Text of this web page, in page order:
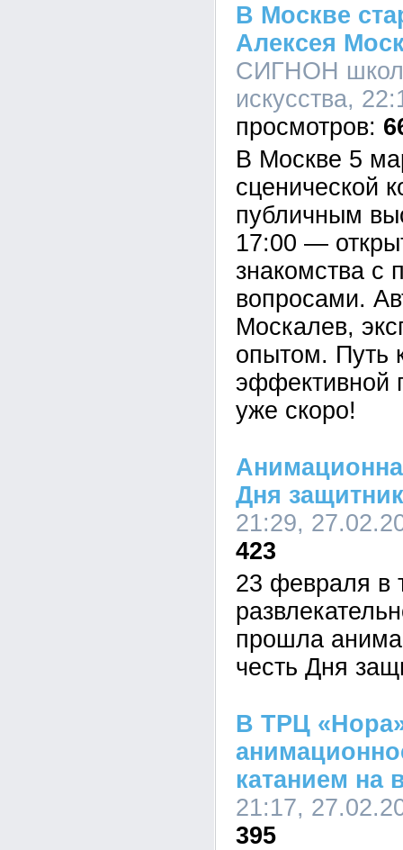
В Москве
Алексея
СИГНОН
искусства,
В Москве 5
сценической
публичным
17:00 —
знакомства с
вопросами.
Москалев,
опытом. Путь
эффективной
уже скоро!
Дня
21:29,
423
23 февраля в
прошла
честь Дня
В ТРЦ
катанием на
21:17,
395